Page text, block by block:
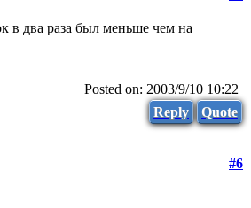
в два раза был меньше чем на
Posted on: 2003/9/10 10:22
Reply
Quote
#6